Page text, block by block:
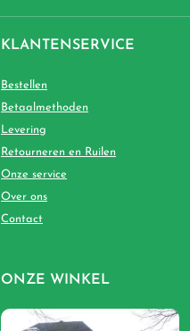
KLANTENSERVICE
Bestellen
Betaalmethoden
Levering
Retourneren en Ruilen
Onze service
Over ons
Contact
ONZE WINKEL